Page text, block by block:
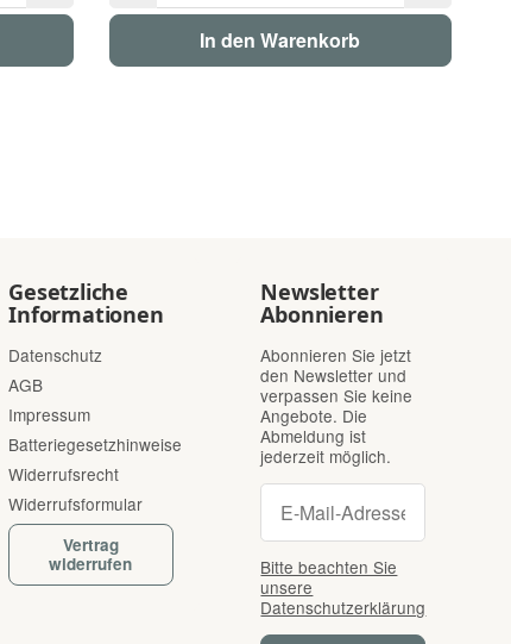
In den Warenkorb
Gesetzliche
Informationen
Datenschutz
AGB
Impressum
Batteriegesetzhinweise
Widerrufsrecht
Widerrufsformular
Vertrag
widerrufen
Newsletter
Abonnieren
Abonnieren Sie jetzt
den Newsletter und
verpassen Sie keine
Angebote. Die
Abmeldung ist
jederzeit möglich.
Newsletter
Newsletter Abonnieren
Bitte beachten Sie
unsere
Datenschutzerklärung